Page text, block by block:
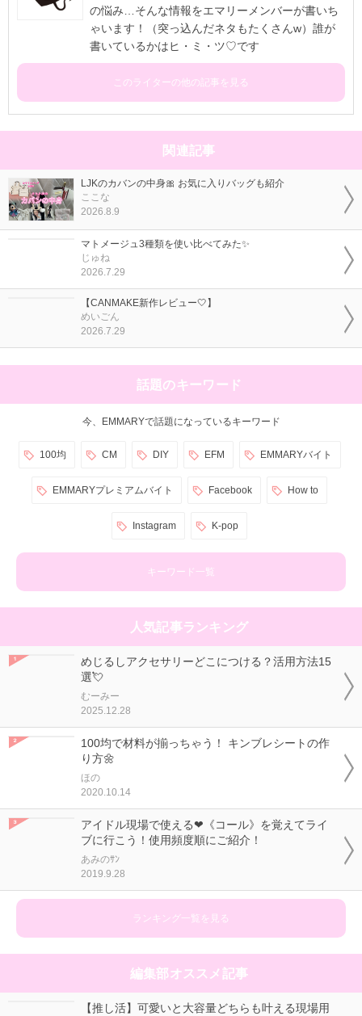
の悩み…そんな情報をエマリーメンバーが書いち
ゃいます！（突っ込んだネタもたくさんw）誰が
書いているかはヒ・ミ・ツ♡です
このライターの他の記事を見る
関連記事
LJKのカバンの中身🎀 お気に入りバッグも紹介
ここな
2026.8.9
マトメージュ3種類を使い比べてみた✨
じゅね
2026.7.29
【CANMAKE新作レビュー🤍】
めいごん
2026.7.29
話題のキーワード
今、EMMARYで話題になっているキーワード
100均 CM DIY EFM EMMARYバイト
EMMARYプレミアムバイト Facebook How to
Instagram K-pop
キーワード一覧
人気記事ランキング
めじるしアクセサリーどこにつける？活用方法15
選💘
むーみー
2025.12.28
100均で材料が揃っちゃう！ キンブレシートの作
り方🌼
ほの
2020.10.14
アイドル現場で使える❤《コール》を覚えてライ
ブに行こう！使用頻度順にご紹介！
あみのｻﾝ
2019.9.28
ランキング一覧を見る
編集部オススメ記事
【推し活】可愛いと大容量どちらも叶える現場用